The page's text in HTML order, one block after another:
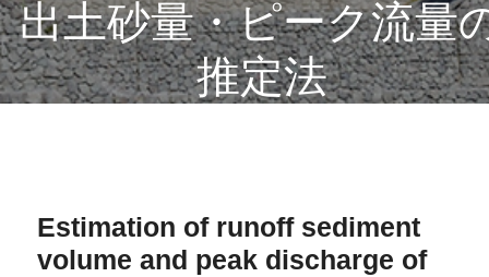
出土砂量・ピーク流量
推定法
Estimation of runoff sediment
volume and peak discharge of